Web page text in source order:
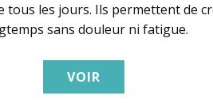
tous les jours. Ils permettent de
sans douleur ni fatigue.
VOIR